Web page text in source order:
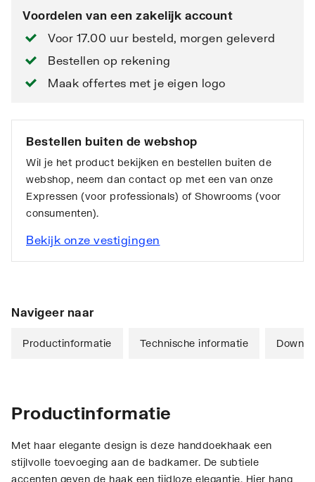
Voordelen van een zakelijk account
Voor 17.00 uur besteld, morgen geleverd
Bestellen op rekening
Maak offertes met je eigen logo
Bestellen buiten de webshop
Wil je het product bekijken en bestellen buiten de
webshop, neem dan contact op met een van onze
Expressen (voor professionals) of Showrooms (voor
consumenten).
Bekijk onze vestigingen
Navigeer naar
Productinformatie Technische informatie
Productinformatie
Met haar elegante design is deze handdoekhaak een
stijlvolle toevoeging aan de badkamer. De subtiele
accenten geven de haak een tijdloze elegantie. Hier hang